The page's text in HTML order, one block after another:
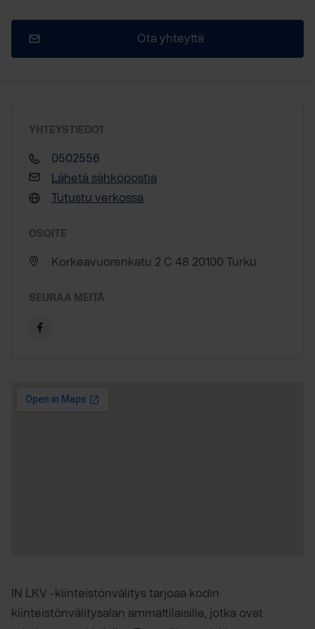
Ota yhteyttä
YHTEYSTIEDOT
0502556
Lähetä sähköpostia
Tutustu verkossa
OSOITE
Korkeavuorenkatu 2 C 48 20100 Turku
SEURAA MEITÄ
IN LKV -kiinteistönvälitys tarjoaa kodin
kiinteistönvälitysalan ammattilaisille, jotka ovat